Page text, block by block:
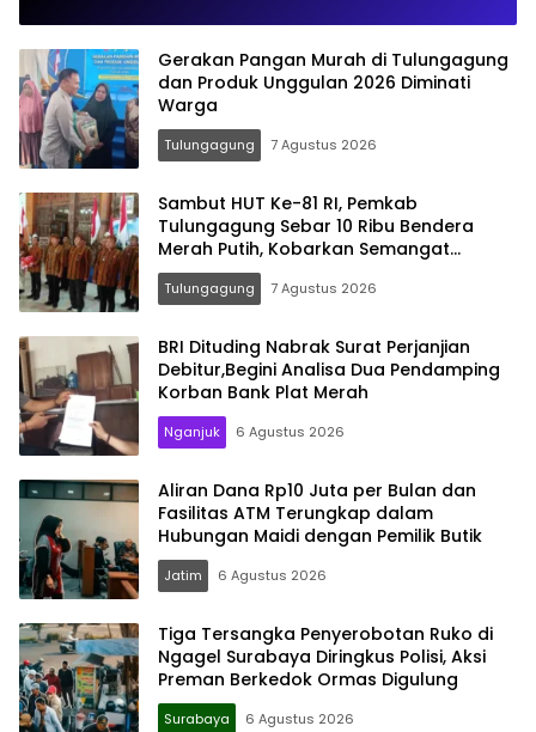
Gerakan Pangan Murah di Tulungagung
dan Produk Unggulan 2026 Diminati
Warga
Tulungagung 7 Agustus 2026
Sambut HUT Ke-81 RI, Pemkab
Tulungagung Sebar 10 Ribu Bendera
Merah Putih, Kobarkan Semangat
Nasionalisme Hingga Pelosok Desa
Tulungagung 7 Agustus 2026
BRI Dituding Nabrak Surat Perjanjian
Debitur,Begini Analisa Dua Pendamping
Korban Bank Plat Merah
Nganjuk 6 Agustus 2026
Aliran Dana Rp10 Juta per Bulan dan
Fasilitas ATM Terungkap dalam
Hubungan Maidi dengan Pemilik Butik
Jatim 6 Agustus 2026
Tiga Tersangka Penyerobotan Ruko di
Ngagel Surabaya Diringkus Polisi, Aksi
Preman Berkedok Ormas Digulung
Surabaya 6 Agustus 2026